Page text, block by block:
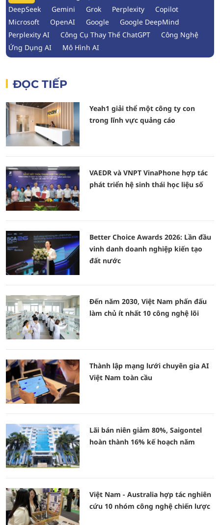
DeepSeek
Gemini Grok Perplexity
Copilot
Microsoft
OpenAI Google
Google DeepMind
Perplexity AI
Công Cụ Thay Thế ChatGPT
Công Nghệ
Ứng Dụng AI
Mô Hình AI
ĐỌC TIẾP
Yeah1 giải thể một công ty con
trong lĩnh vực quảng cáo
VAEDR và VNPT VinaPhone hợp tác
phát triển hệ sinh thái học liệu số
Better Choice Awards 2026: Lần đầu
vinh danh doanh nghiệp kiến tạo
đất nước
Đến năm 2030, Việt Nam phấn đấu
làm chủ ít nhất 10 công nghệ lõi
Thành lập mạng lưới chuyên gia AI
Việt Nam toàn cầu
Lãi bán niên giảm 80%, Saigontel
hoàn thành 16% kế hoạch năm
Việt Nam - Australia hợp tác nghiên
cứu 10 nhóm công nghệ chiến lược